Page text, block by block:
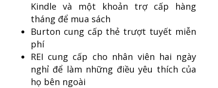
Kindle và một khoản trợ cấp hàng
tháng để mua sách
Burton cung cấp thẻ trượt tuyết miễn
phí
REI cung cấp cho nhân viên hai ngày
nghỉ để làm những điều yêu thích của
họ bên ngoài